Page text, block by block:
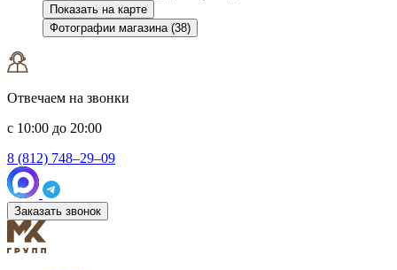
Показать на карте
Фотографии магазина (38)
Отвечаем на звонки
с 10:00 до 20:00
8 (812) 748–29–09
Заказать звонок